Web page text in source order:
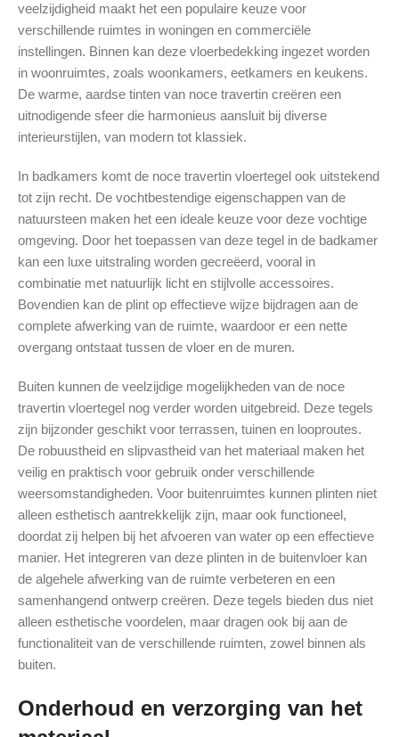
veelzijdigheid maakt het een populaire keuze voor
verschillende ruimtes in woningen en commerciële
instellingen. Binnen kan deze vloerbedekking ingezet worden
in woonruimtes, zoals woonkamers, eetkamers en keukens.
De warme, aardse tinten van noce travertin creëren een
uitnodigende sfeer die harmonieus aansluit bij diverse
interieurstijlen, van modern tot klassiek.
In badkamers komt de noce travertin vloertegel ook uitstekend
tot zijn recht. De vochtbestendige eigenschappen van de
natuursteen maken het een ideale keuze voor deze vochtige
omgeving. Door het toepassen van deze tegel in de badkamer
kan een luxe uitstraling worden gecreëerd, vooral in
combinatie met natuurlijk licht en stijlvolle accessoires.
Bovendien kan de plint op effectieve wijze bijdragen aan de
complete afwerking van de ruimte, waardoor er een nette
overgang ontstaat tussen de vloer en de muren.
Buiten kunnen de veelzijdige mogelijkheden van de noce
travertin vloertegel nog verder worden uitgebreid. Deze tegels
zijn bijzonder geschikt voor terrassen, tuinen en looproutes.
De robuustheid en slipvastheid van het materiaal maken het
veilig en praktisch voor gebruik onder verschillende
weersomstandigheden. Voor buitenruimtes kunnen plinten niet
alleen esthetisch aantrekkelijk zijn, maar ook functioneel,
doordat zij helpen bij het afvoeren van water op een effectieve
manier. Het integreren van deze plinten in de buitenvloer kan
de algehele afwerking van de ruimte verbeteren en een
samenhangend ontwerp creëren. Deze tegels bieden dus niet
alleen esthetische voordelen, maar dragen ook bij aan de
functionaliteit van de verschillende ruimten, zowel binnen als
buiten.
Onderhoud en verzorging van het